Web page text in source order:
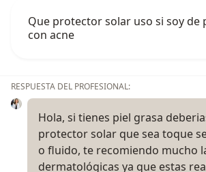
Que protector solar uso si soy de
con acne
RESPUESTA DEL PROFESIONAL:
Hola, si tienes piel grasa
protector solar que sea toque
o fluido, te recomiendo mucho
dermatológicas ya que estas